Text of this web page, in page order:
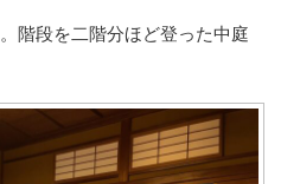
階段を二階分ほど登った中庭